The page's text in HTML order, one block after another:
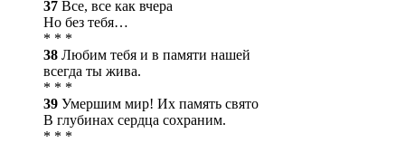
37 Все, все как вчера
Но без тебя…
* * *
38 Любим тебя и в памяти нашей
всегда ты жива.
* * *
39 Умершим мир! Их память свято
В глубинах сердца сохраним.
* * *